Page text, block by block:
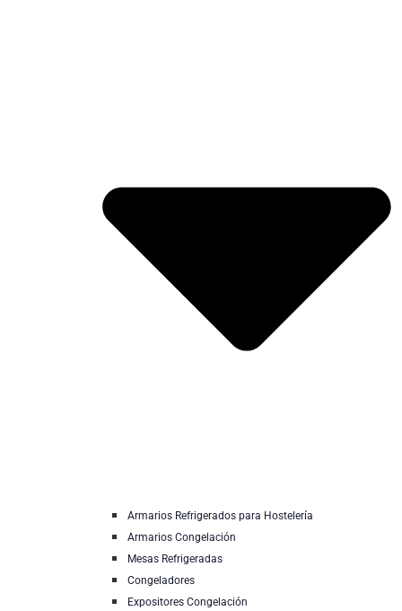
Armarios Refrigerados para Hostelería
Armarios Congelación
Mesas Refrigeradas
Congeladores
Expositores Congelación